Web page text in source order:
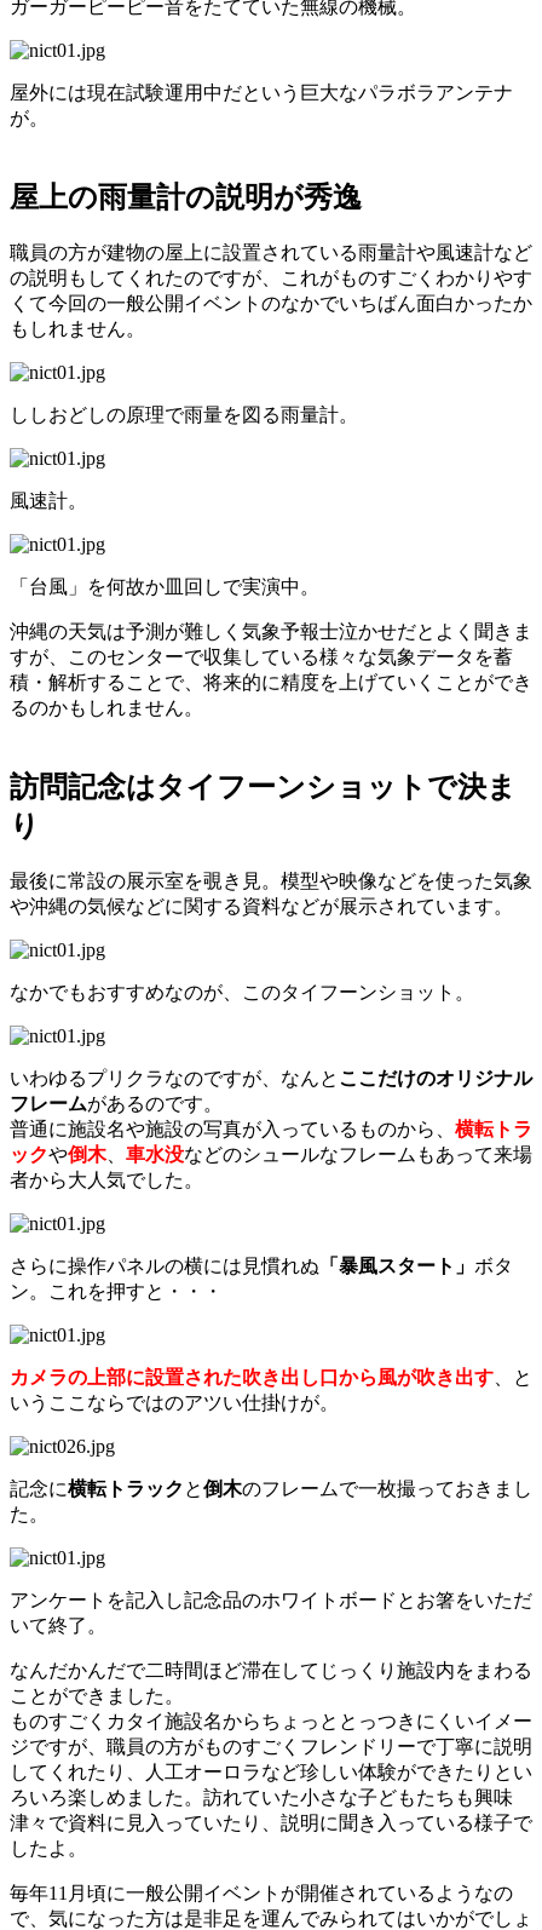
ガーガーピーピー音をたてていた無線の機械。
屋外には現在試験運用中だという巨大なパラボラアンテナ
が。
屋上の雨量計の説明が秀逸
職員の方が建物の屋上に設置されている雨量計や風速計など
の説明もしてくれたのですが、これがものすごくわかりやす
くて今回の一般公開イベントのなかでいちばん面白かったか
もしれません。
ししおどしの原理で雨量を図る雨量計。
風速計。
「台風」を何故か皿回しで実演中。
沖縄の天気は予測が難しく気象予報士泣かせだとよく聞きま
すが、このセンターで収集している様々な気象データを蓄
積・解析することで、将来的に精度を上げていくことができ
るのかもしれません。
訪問記念はタイフーンショットで決ま
り
最後に常設の展示室を覗き見。模型や映像などを使った気象
や沖縄の気候などに関する資料などが展示されています。
なかでもおすすめなのが、このタイフーンショット。
いわゆるプリクラなのですが、なんと ここだけのオリジナル
フレームがあるのです。
普通に施設名や施設の写真が入っているものから、 横転トラ
ックや倒木、 車水没などのシュールなフレームもあって来場
者から大人気でした。
さらに操作パネルの横には見慣れぬ 「暴風スタート」 ボタ
ン。これを押すと・・・
カメラの上部に設置された吹き出し口から風が吹き出す 、と
いうここならではのアツい仕掛けが。
記念に横転トラック と倒木のフレームで一枚撮っておきまし
た。
アンケートを記入し記念品のホワイトボードとお箸をいただ
いて終了。
なんだかんだで二時間ほど滞在してじっくり施設内をまわる
ことができました。
ものすごくカタイ施設名からちょっととっつきにくいイメー
ジですが、職員の方がものすごくフレンドリーで丁寧に説明
してくれたり、人工オーロラなど珍しい体験ができたりとい
ろいろ楽しめました。訪れていた小さな子どもたちも興味
津々で資料に見入っていたり、説明に聞き入っている様子で
したよ。
毎年11月頃に一般公開イベントが開催されているようなの
で、気になった方は是非足を運んでみられてはいかがでしょ